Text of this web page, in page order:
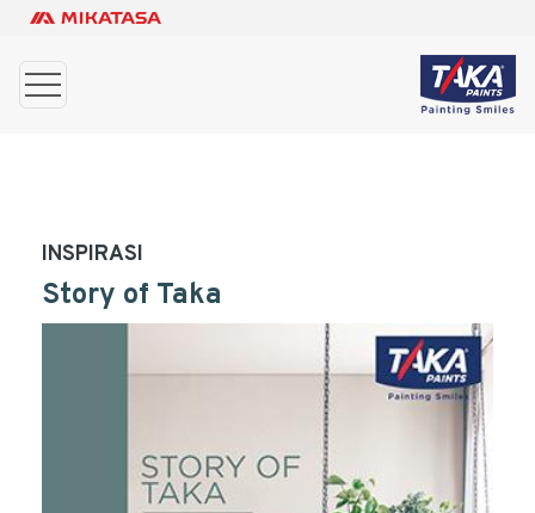
INSPIRASI
Story of Taka